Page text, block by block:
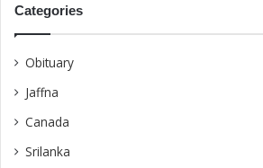
Categories
Obituary
Jaffna
Canada
Srilanka